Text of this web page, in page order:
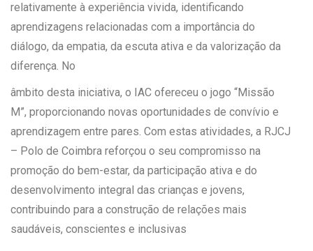
relativamente à experiência vivida, identificando
aprendizagens relacionadas com a importância do
diálogo, da empatia, da escuta ativa e da valorização da
diferença. No
âmbito desta iniciativa, o IAC ofereceu o jogo “Missão
M”, proporcionando novas oportunidades de convívio e
aprendizagem entre pares. Com estas atividades, a RJCJ
– Polo de Coimbra reforçou o seu compromisso na
promoção do bem-estar, da participação ativa e do
desenvolvimento integral das crianças e jovens,
contribuindo para a construção de relações mais
saudáveis, conscientes e inclusivas